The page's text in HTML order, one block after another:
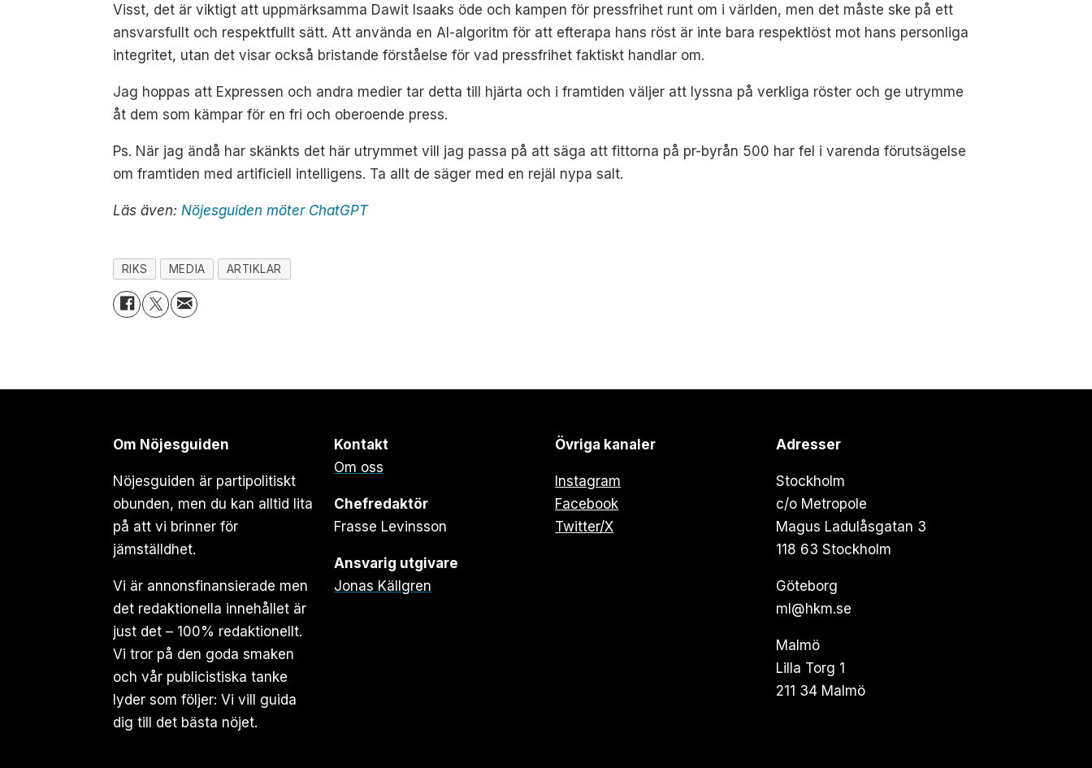
Visst, det är viktigt att uppmärksamma Dawit Isaaks öde och kampen för pressfrihet runt om i världen, men det måste ske på ett
ansvarsfullt och respektfullt sätt. Att använda en AI-algoritm för att efterapa hans röst är inte bara respektlöst mot hans personliga
integritet, utan det visar också bristande förståelse för vad pressfrihet faktiskt handlar om.
Jag hoppas att Expressen och andra medier tar detta till hjärta och i framtiden väljer att lyssna på verkliga röster och ge utrymme
åt dem som kämpar för en fri och oberoende press.
Ps. När jag ändå har skänkts det här utrymmet vill jag passa på att säga att fittorna på pr-byrån 500 har fel i varenda förutsägelse
om framtiden med artificiell intelligens. Ta allt de säger med en rejäl nypa salt.
Läs även: Nöjesguiden möter ChatGPT
RIKS MEDIA ARTIKLAR
Om Nöjesguiden
Nöjesguiden är partipolitiskt
obunden, men du kan alltid lita
på att vi brinner för
jämställdhet.
Vi är annonsfinansierade men
det redaktionella innehållet är
just det – 100% redaktionellt.
Vi tror på den goda smaken
och vår publicistiska tanke
lyder som följer: Vi vill guida
dig till det bästa nöjet.
Kontakt
Om oss
Chefredaktör
Frasse Levinsson
Ansvarig utgivare
Jonas Källgren
Övriga kanaler
Instagram
Facebook
Twitter/X
Adresser
Stockholm
c/o Metropole
Magus Ladulåsgatan 3
118 63 Stockholm
Göteborg
ml@hkm.se
Malmö
Lilla Torg 1
211 34 Malmö